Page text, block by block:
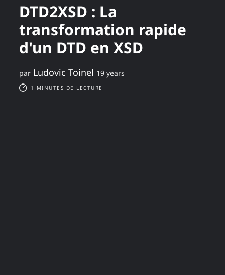
DTD2XSD : La
transformation rapide
d'un DTD en XSD
par Ludovic Toinel 19 years
1 MINUTES DE LECTURE